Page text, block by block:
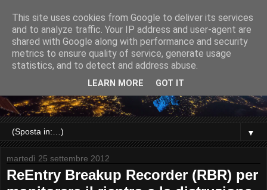
▼
martedì 25 settembre 2012
ReEntry Breakup Recorder (RBR) per
This site uses cookies from Google to deliver its services
and to analyze traffic. Your IP address and user-agent are
shared with Google along with performance and security
metrics to ensure quality of service, generate usage
statistics, and to detect and address abuse.
LEARN MORE GOT IT